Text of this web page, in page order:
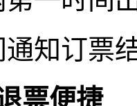
知订票
票便捷